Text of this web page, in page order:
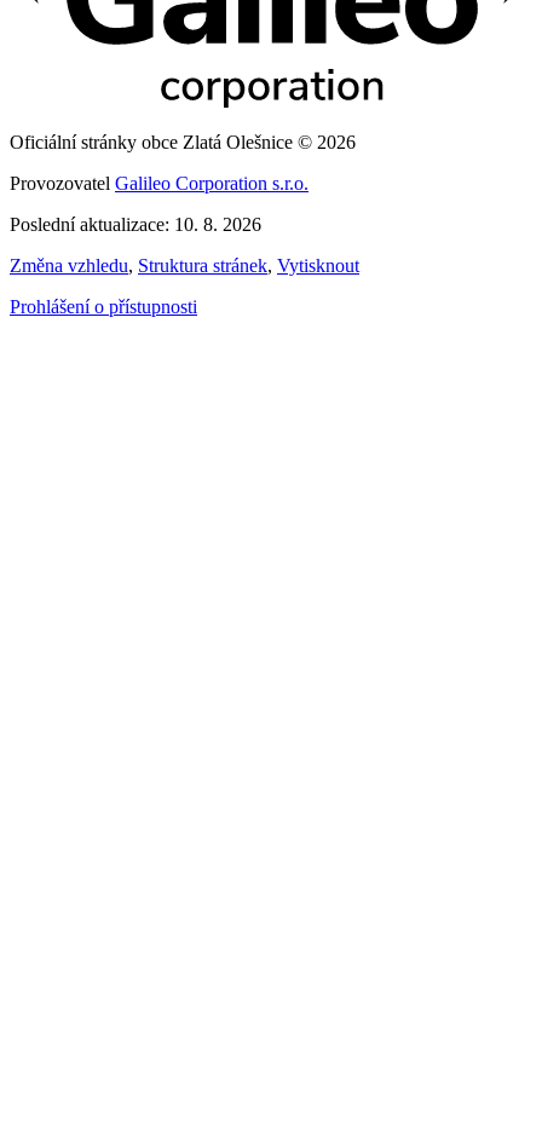
Oficiální stránky obce Zlatá Olešnice © 2026
Provozovatel Galileo Corporation s.r.o.
Poslední aktualizace: 10. 8. 2026
Změna vzhledu, Struktura stránek, Vytisknout
Prohlášení o přístupnosti